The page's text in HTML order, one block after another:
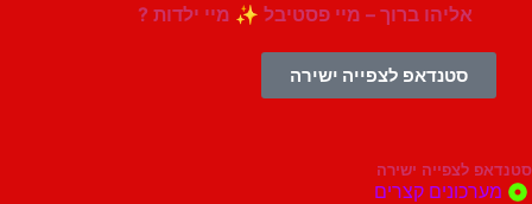
אליהו ברוך – מיי פסטיבל ✨ מיי ילדות ?
סטנדאפ לצפייה ישירה
ישירה
קצרים